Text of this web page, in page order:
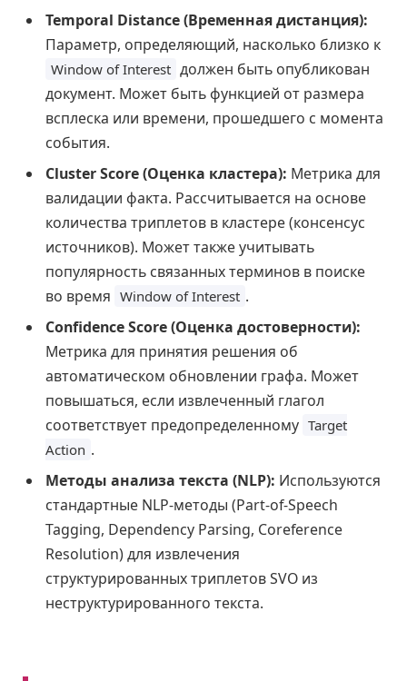
Temporal Distance (Временная дистанция):
Параметр, определяющий, насколько близко к
Window of Interest должен быть опубликован
документ. Может быть функцией от размера
всплеска или времени, прошедшего с момента
события.
Cluster Score (Оценка кластера): Метрика для
валидации факта. Рассчитывается на основе
количества триплетов в кластере (консенсус
источников). Может также учитывать
популярность связанных терминов в поиске
во время Window of Interest .
Confidence Score (Оценка достоверности):
Метрика для принятия решения об
автоматическом обновлении графа. Может
повышаться, если извлеченный глагол
соответствует предопределенному Target
Action .
Методы анализа текста (NLP): Используются
стандартные NLP-методы (Part-of-Speech
Tagging, Dependency Parsing, Coreference
Resolution) для извлечения
структурированных триплетов SVO из
неструктурированного текста.